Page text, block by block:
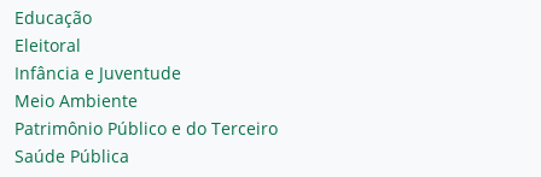
Educação
Eleitoral
Infância e Juventude
Meio Ambiente
Patrimônio Público e do Terceiro
Saúde Pública